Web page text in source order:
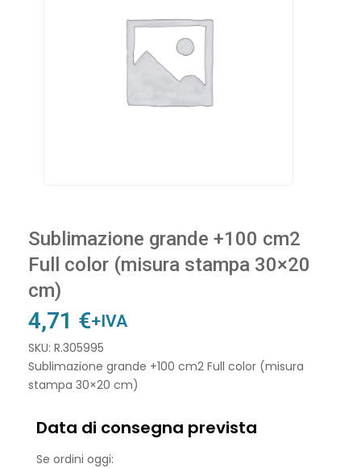
Sublimazione grande +100 cm2
Full color (misura stampa 30×20
cm)
4,71 €+IVA
SKU: R.305995
Sublimazione grande +100 cm2 Full color (misura
stampa 30×20 cm)
Data di consegna prevista
Se ordini oggi: